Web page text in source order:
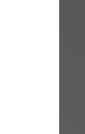
z.B. ein
GmbH-